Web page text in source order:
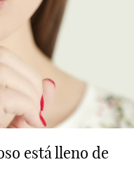
está lleno de